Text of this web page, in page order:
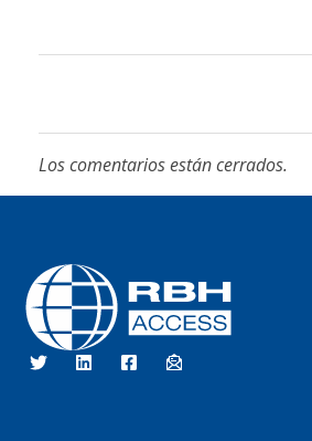
Los comentarios están cerrados.
RBH Tecnologías de Acceso
Somos Control de Acceso